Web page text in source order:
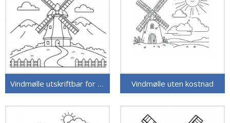
Vindmølle utskriftbar for barn Vindmølle uten kostnad